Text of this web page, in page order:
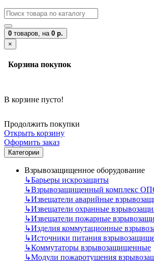
0 товаров, на 0 р.
×
Корзина покупок
В корзине пусто!
Продолжить покупки
Открыть корзину
Оформить заказ
Категории
Взрывозащищенное оборудование
↳Барьеры искрозащиты
↳Взрывозащищенный комплекс
↳Извещатели аварийные
↳Извещатели охранные
↳Извещатели пожарные
↳Изделия коммутационные
↳Источники питания
↳Коммутаторы взрывозащищенные
↳Модули пожаротушения